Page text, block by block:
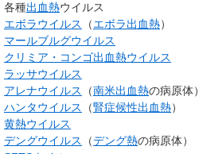
各種出血熱ウイルス
エボラウイルス
（エボラ出血熱）
マールブルグウイルス
クリミア・コンゴ出血熱ウイルス
ラッサウイルス
アレナウイルス
（南米出血熱の病原体）
ハンタウイルス
（腎症候性出血熱）
黄熱ウイルス
デングウイルス
（デング熱の病原体）